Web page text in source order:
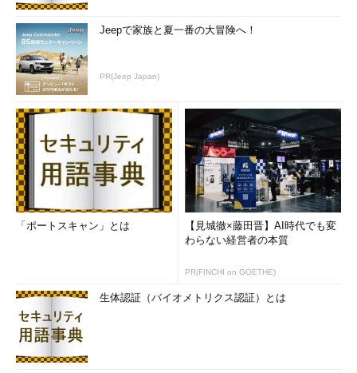
Jeepで家族と夏一番の大冒険へ！
PR(Jeep Japan)
「ポートスキャン」とは
【見城徹×藤田晋】AI時代でも変
わらない経営者の本質
PR(FINCHI on GOETHE)
生体認証（バイオメトリクス認証）とは